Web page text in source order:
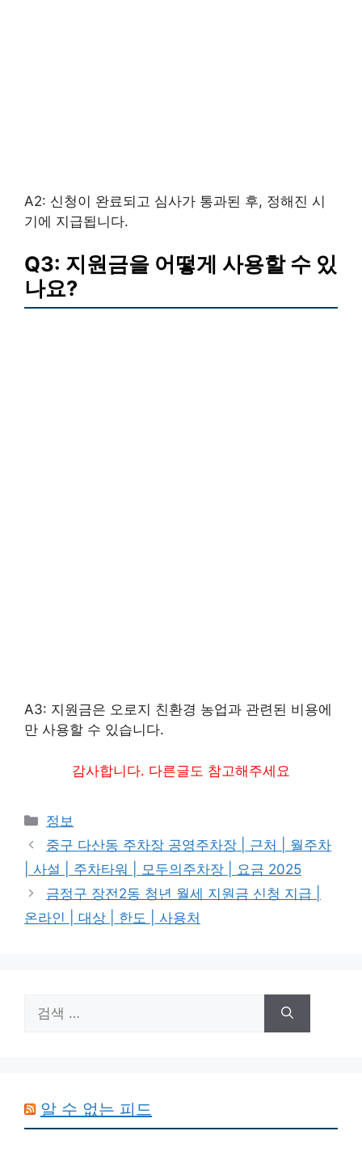
A2: 신청이 완료되고 심사가 통과된 후, 정해진 시
기에 지급됩니다.
Q3: 지원금을 어떻게 사용할 수 있
나요?
A3: 지원금은 오로지 친환경 농업과 관련된 비용에
만 사용할 수 있습니다.
감사합니다. 다른글도 참고해주세요
카
테
고
리
정보
중구 다산동 주차장 공영주차장 | 근처 | 월주차
| 사설 | 주차타워 | 모두의주차장 | 요금 2025
금정구 장전2동 청년 월세 지원금 신청 지급 |
온라인 | 대상 | 한도 | 사용처
색:
알 수 없는 피드